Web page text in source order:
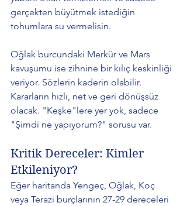
gerçekten büyütmek istediğin
tohumlara su vermelisin.
Oğlak burcundaki Merkür ve Mars
kavuşumu ise zihnine bir kılıç keskinliği
veriyor. Sözlerin kaderin olabilir.
Kararların hızlı, net ve geri dönüşsüz
olacak. "Keşke"lere yer yok, sadece
"Şimdi ne yapıyorum?" sorusu var.
Kritik Dereceler: Kimler
Etkileniyor?
Eğer haritanda Yengeç, Oğlak, Koç
veya Terazi burçlarının 27-29 dereceleri